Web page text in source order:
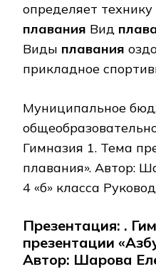
определяет технику
плавания Вид
Виды плавания
прикладное
Муниципальное
Гимназия 1. Тема
плавания». Автор:
4 «б» класса
Презентация: .
презентации
Автор: Шарова